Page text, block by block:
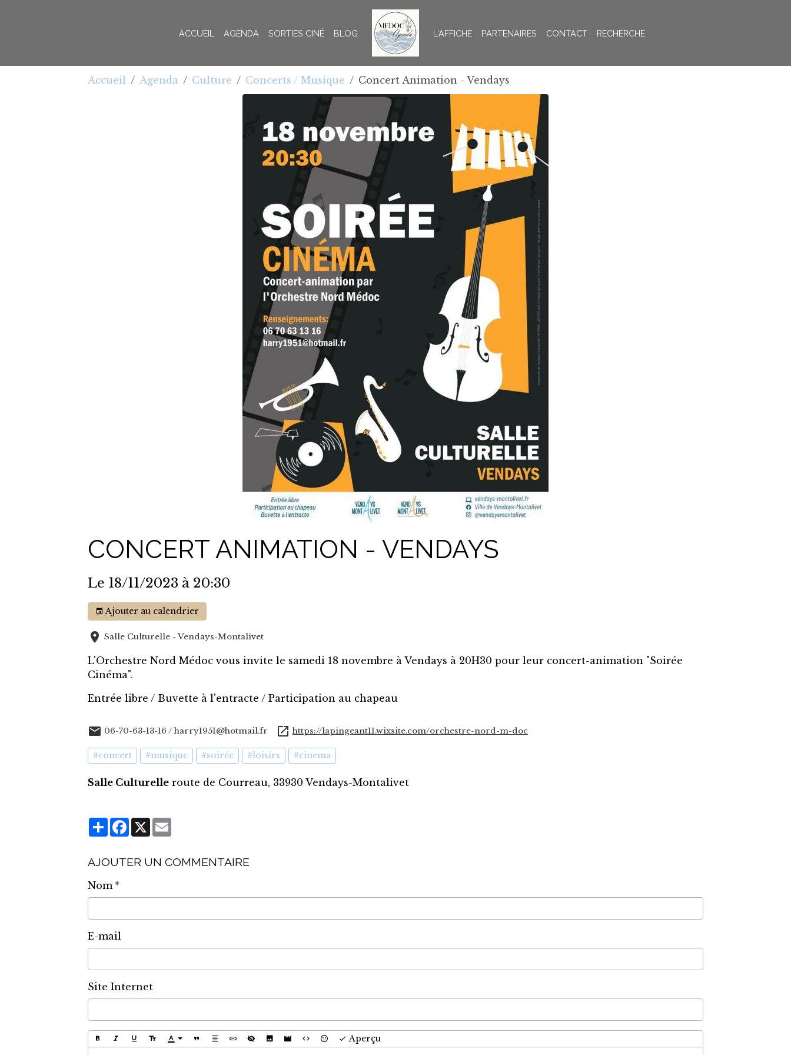
ACCUEIL AGENDA SORTIES CINÉ BLOG L'AFFICHE PARTENAIRES CONTACT RECHERCHE
Accueil Agenda Culture Concerts / Musique Concert Animation - Vendays
CONCERT ANIMATION - VENDAYS
Le 18/11/2023 à 20:30
Ajouter au calendrier
Salle Culturelle - Vendays-Montalivet
L'Orchestre Nord Médoc vous invite le samedi 18 novembre à Vendays à 20H30 pour leur concert-animation "Soirée
Cinéma".
Entrée libre / Buvette à l'entracte / Participation au chapeau
06-70-63-13-16 / harry1951@hotmail.fr https://lapingeant11.wixsite.com/orchestre-nord-m-doc
#concert #musique #soirée #loisirs #cinema
Salle Culturelle route de Courreau, 33930 Vendays-Montalivet
PartagerFacebook
X
AJOUTER UN COMMENTAIRE
Nom
E-mail
Site Internet
Aperçu